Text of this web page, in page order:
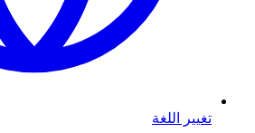
تغيير اللغة